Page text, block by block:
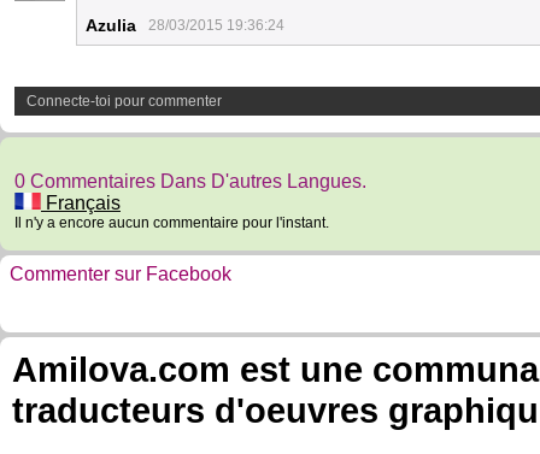
Azulia 28/03/2015 19:36:24
Connecte-toi pour commenter
0 Commentaires Dans D'autres Langues.
Français
Il n'y a encore aucun commentaire pour l'instant.
Commenter sur Facebook
Amilova.com est une
traducteurs d'oeuvres